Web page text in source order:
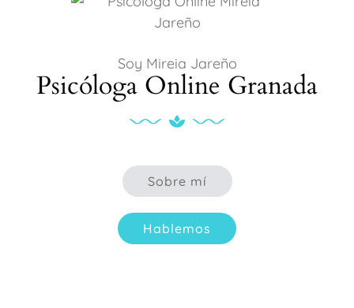
Soy Mireia Jareño
Psicóloga Online Granada
Sobre mí
Hablemos